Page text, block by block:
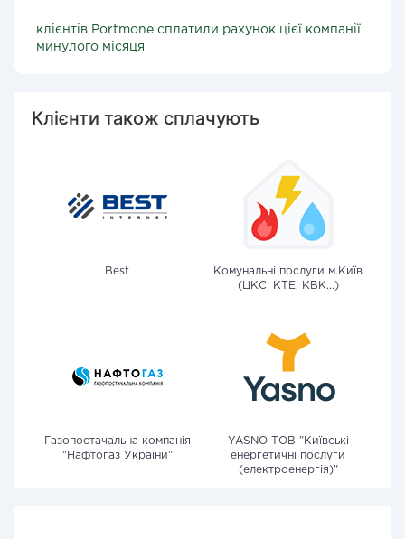
клієнтів Portmone сплатили рахунок цієї компанії
минулого місяця
Клієнти також сплачують
Best
Комунальні послуги м.Київ
(ЦКС, КТЕ, КВК...)
Газопостачальна компанія
"Нафтогаз України"
YASNO ТОВ "Київські
енергетичні послуги
(електроенергія)"